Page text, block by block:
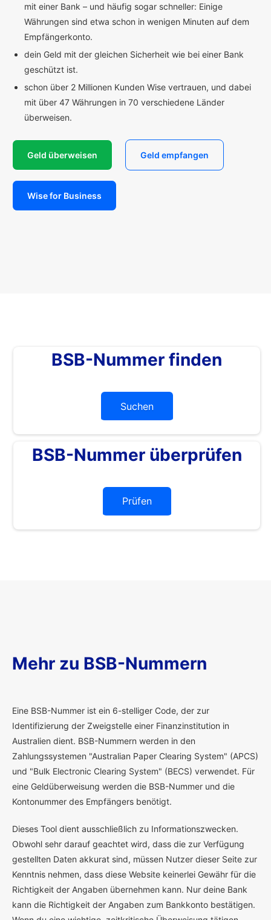
mit einer Bank – und häufig sogar schneller: Einige
Währungen sind etwa schon in wenigen Minuten auf dem
Empfängerkonto.
dein Geld mit der gleichen Sicherheit wie bei einer Bank
geschützt ist.
schon über 2 Millionen Kunden Wise vertrauen, und dabei
mit über 47 Währungen in 70 verschiedene Länder
überweisen.
Geld überweisen Geld empfangen
Wise for Business
BSB-Nummer finden
Suchen
BSB-Nummer überprüfen
Prüfen
Mehr zu BSB-Nummern
Eine BSB-Nummer ist ein 6-stelliger Code, der zur
Identifizierung der Zweigstelle einer Finanzinstitution in
Australien dient. BSB-Nummern werden in den
Zahlungssystemen "Australian Paper Clearing System" (APCS)
und "Bulk Electronic Clearing System" (BECS) verwendet. Für
eine Geldüberweisung werden die BSB-Nummer und die
Kontonummer des Empfängers benötigt.
Dieses Tool dient ausschließlich zu Informationszwecken.
Obwohl sehr darauf geachtet wird, dass die zur Verfügung
gestellten Daten akkurat sind, müssen Nutzer dieser Seite zur
Kenntnis nehmen, dass diese Website keinerlei Gewähr für die
Richtigkeit der Angaben übernehmen kann. Nur deine Bank
kann die Richtigkeit der Angaben zum Bankkonto bestätigen.